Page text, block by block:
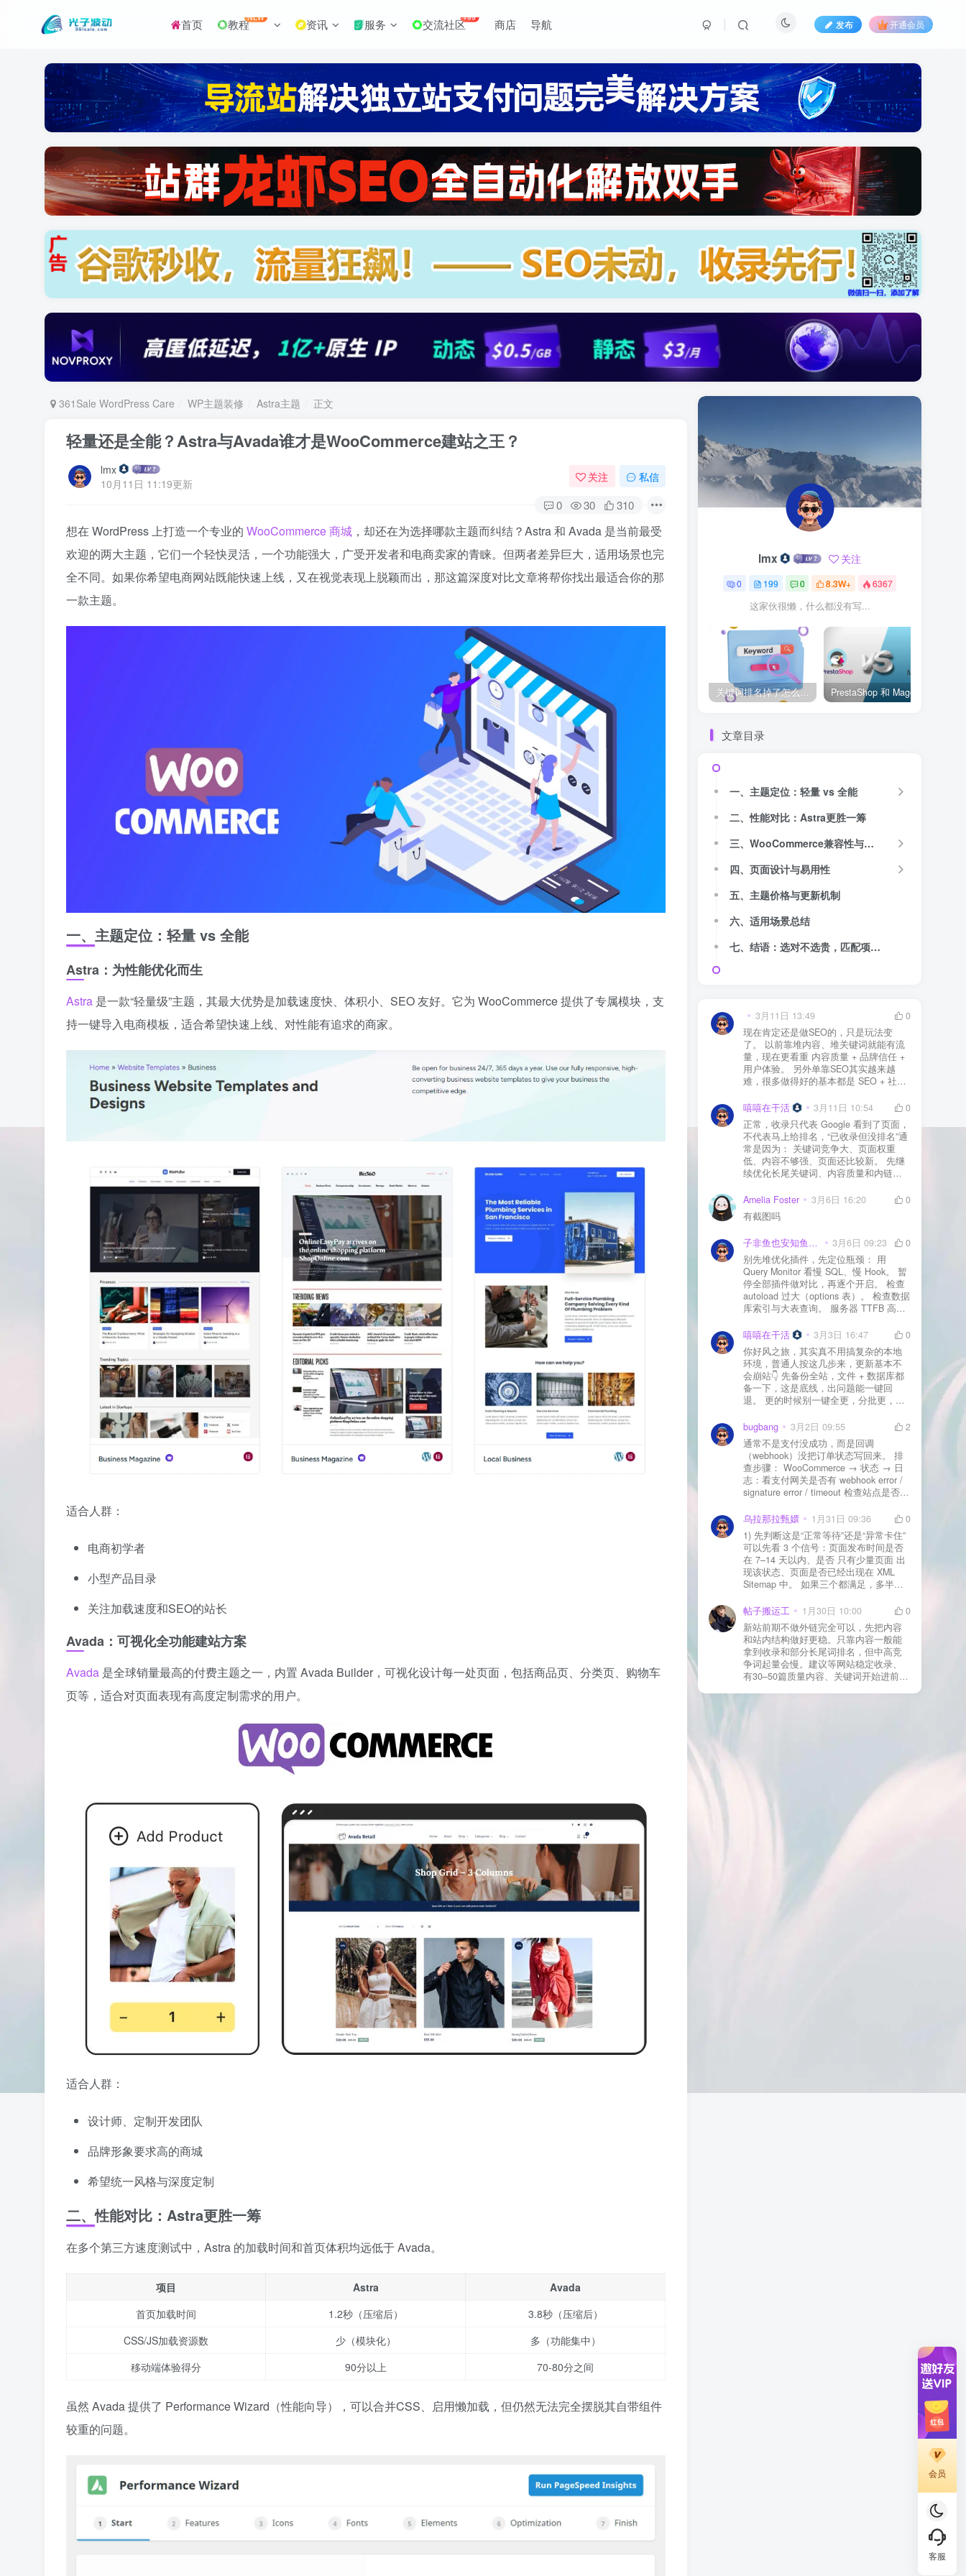
首页 教程NEW 资讯 服务 交流社区+99 商店 导航 发布 开通会员
361Sale WordPress Care WP主题装修 Astra主题 正文
轻量还是全能？Astra与Avada谁才是WooCommerce建站之王？
lmx
10月11日 11:19更新
关注 私信
0 30 310
想在 WordPress 上打造一个专业的 WooCommerce 商城 ，却还在为选择哪款主题而纠结？Astra 和 Avada 是当前最受
欢迎的两大主题，它们一个轻快灵活，一个功能强大，广受开发者和电商卖家的青睐。但两者差异巨大，适用场景也完
全不同。如果你希望电商网站既能快速上线，又在视觉表现上脱颖而出，那这篇深度对比文章将帮你找出最适合你的那
一款主题。
一、主题定位：轻量 vs 全能
Astra：为性能优化而生
Astra 是一款“轻量级”主题，其最大优势是加载速度快、体积小、SEO 友好。它为 WooCommerce 提供了专属模块，支
持一键导入电商模板，适合希望快速上线、对性能有追求的商家。
适合人群：
电商初学者
小型产品目录
关注加载速度和SEO的站长
Avada：可视化全功能建站方案
Avada 是全球销量最高的付费主题之一，内置 Avada Builder，可视化设计每一处页面，包括商品页、分类页、购物车
页等，适合对页面表现有高度定制需求的用户。
适合人群：
设计师、定制开发团队
品牌形象要求高的商城
希望统一风格与深度定制
二、性能对比：Astra更胜一筹
在多个第三方速度测试中，Astra 的加载时间和首页体积均远低于 Avada。
项目 Astra
Avada
首页加载时间
1.2秒（压缩后）
3.8秒（压缩后）
CSS/JS加载资源数
少（模块化）
多（功能集中）
移动端体验得分
90分以上 70-80分之间
虽然 Avada 提供了 Performance Wizard（性能向导），可以合并CSS、启用懒加载，但仍然无法完全摆脱其自带组件
较重的问题。
lmx 关注
0 199 0 8.3W+ 6367
这家伙很懒，什么都没有写...
关键词排名掉了怎么办？用关键词排名软件快速诊断问题
文章目录
一、主题定位：轻量 vs 全能
二、性能对比：Astra更胜一筹
三、WooCommerce兼容性与功能
四、页面设计与易用性
五、主题价格与更新机制
六、适用场景总结
七、结语：选对不选贵，匹配项目更重要
3月11日 13:49
0
现在肯定还是做SEO的，只是玩法变
了。 以前靠堆内容、堆关键词就能有流
量，现在更看重 内容质量 + 品牌信任 +
用户体验。 另外单靠SEO其实越来越
难，很多做得好的基本都是 SEO + 社媒
质还是一个长期获客渠道，但不能再当
成唯一渠道了。
嘻嘻在干活 3月11日 10:54
0
正常，收录只代表 Google 看到了页面，
不代表马上给排名，“已收录但没排名”通
常是因为： 关键词竞争大、页面权重
低、内容不够强、页面还比较新。 先继
续优化长尾关键词、内容质量和内链，
Amelia Foster
3月6日 16:20
0
有截图吗
子非鱼也安知鱼之乐 3月6日 09:23
0
别先堆优化插件，先定位瓶颈： 用
Query Monitor 看慢 SQL、慢 Hook。 暂
停全部插件做对比，再逐个开启。 检查
autoload 过大（options 表）。 检查数据
库索引与大表查询。 服务器 TTFB 高就
嘻嘻在干活
3月3日 16:47
0
你好风之旅，其实真不用搞复杂的本地
环境，普通人按这几步来，更新基本不
会崩站👇 先备份全站，文件 + 数据库都
备一下，这是底线，出问题能一键回
退。 更的时候别一键全更，分批更，先
立刻清缓存，去前台检查首页、文章
页、按钮、表单这些关键位置。 最好再
装个支持版本回滚的插件，万一崩了，
一秒切回旧版。 总结来说：先备份、分
批更、更完查、留退路，稳得很✅😎希望
能帮到你
bugbang 3月2日 09:55
2
通常不是支付没成功，而是回调
（webhook）没把订单状态写回来。 排
查步骤： WooCommerce → 状态 → 日
志：看支付网关是否有 webhook error /
signature error / timeout 检查站点是否被
全插件） 检查是否启用了“缓存结账页/接
口路径”（结账页和回调接口不应缓存）
看服务器错误日志是否有 500/致命错误
导致回调执行中断 解决方案： 放行 wp-
json、wc-api、支付网关回调 URL（按网
关文档配置） 关闭结账页的缓存与 JS
合并压缩测试一次 若使用 Cloudflare：
则
乌拉那拉甄嬛 1月31日 09:36
0
1) 先判断这是“正常等待”还是“异常卡住”
可以先看 3 个信号：页面发布时间是否
在 7–14 天以内、是否 只有少量页面 出
现该状态、页面是否已经出现在 XML
Sitemap 中。 如果三个都满足，多半属
手。 2) 什么情况下“等”是没用的？ 以下
情况基本不会靠时间自动解决：页面几
乎没有内链（孤立页）、内容与站内已
有页面高度相似、canonical 指向了别的
URL、同一主题短时间发布太多相似文
章。 这种情况下，Google 已经抓取，但
判断“当前不值得进入索引”。 3) 最有效
的人工干预方式（不折腾） 优先做这 3
链接到该页面、增强首屏信息密度 前 2–
其反？ 不太推荐：频繁删除重发、连续
多次点“请求编入索引”、为了收录强行堆
关键词、随意改 URL 或标题 这些操作会
让 Google 重新评估页面稳定性，反而拖
慢收录。 5) 一个实用判断标准 如果一篇
文章：已被抓取、没有 noindex / robots
问题、有至少 1–2 条相关内链、内容明
帖子搬运工 1月30日 10:00
0
新站前期不做外链完全可以，先把内容
和站内结构做好更稳。只靠内容一般能
拿到收录和部分长尾词排名，但中高竞
争词起量会慢。建议等网站稳定收录、
有30–50篇质量内容、关键词开始进前
会员
客服